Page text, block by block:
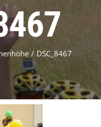
/ DSC_8467